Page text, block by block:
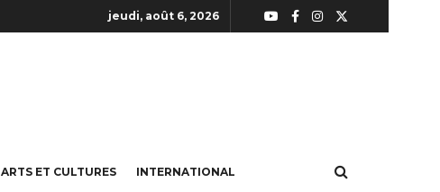
jeudi, août 6, 2026
ARTS ET CULTURES INTERNATIONAL